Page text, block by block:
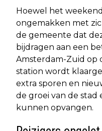
Hoewel het
ongemakken met
de gemeente dat
bijdragen aan een
Amsterdam-Zuid op
station wordt
extra sporen en
de groei van de stad
kunnen opvangen.